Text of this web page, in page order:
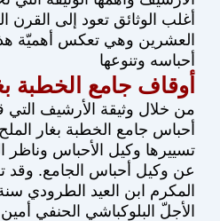
أغلب الوثائق تعود إلى القرن
العشرين وهي تعكس أهميّة
أحباسه وتنوعها
أوقاف جامع الخطبة
من خلال وثيقة الأرشيف التي
تسييرها وكيل الأحباس وناظر
عن وكيل أحباس الجامع. وقد
الأجلّ البلوكباشي الحنفي